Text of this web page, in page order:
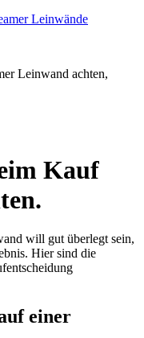
Kauf
will gut überlegt sein,
Hier sind die
einer